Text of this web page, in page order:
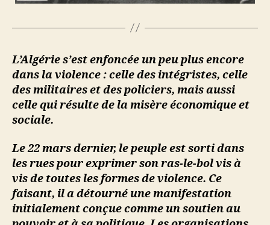
L’Algérie s’est enfoncée un peu plus encore
dans la violence : celle des intégristes, celle
des militaires et des policiers, mais aussi
celle qui résulte de la misère économique et
sociale.
Le 22 mars dernier, le peuple est sorti dans
les rues pour exprimer son ras-le-bol vis à
vis de toutes les formes de violence. Ce
faisant, il a détourné une manifestation
initialement conçue comme un soutien au